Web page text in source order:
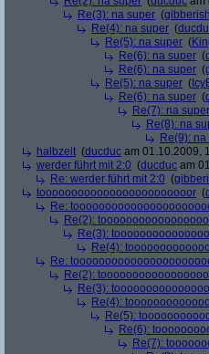
Re(3): na super (gibberish
Re(4): na super (
Re(5): na super (
Re(6): na super (
Re(6): na super (
Re(5): na super (
Re(6): na super (
Re(7): na super
Re(8): na
Re(9):
halbzeit (ducduc am 01.10.2009,
werder führt mit 2:0 (ducduc am
Re: werder führt mit 2:0 (
toooooooooooooooooooooooor (
Re:
Re(2):
Re(3):
Re(4):
Re:
Re(2):
Re(3):
Re(4):
Re(5):
Re(6):
Re(7):